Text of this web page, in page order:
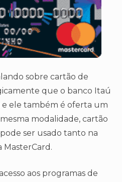
sobre cartão de
que o banco Itaú
e ele também é oferta um
modalidade, cartão
ser usado tanto na
MasterCard.
aos programas de